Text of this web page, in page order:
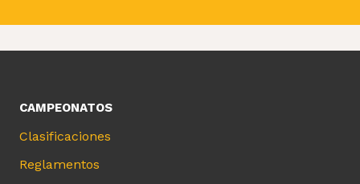
CAMPEONATOS
Clasificaciones
Reglamentos